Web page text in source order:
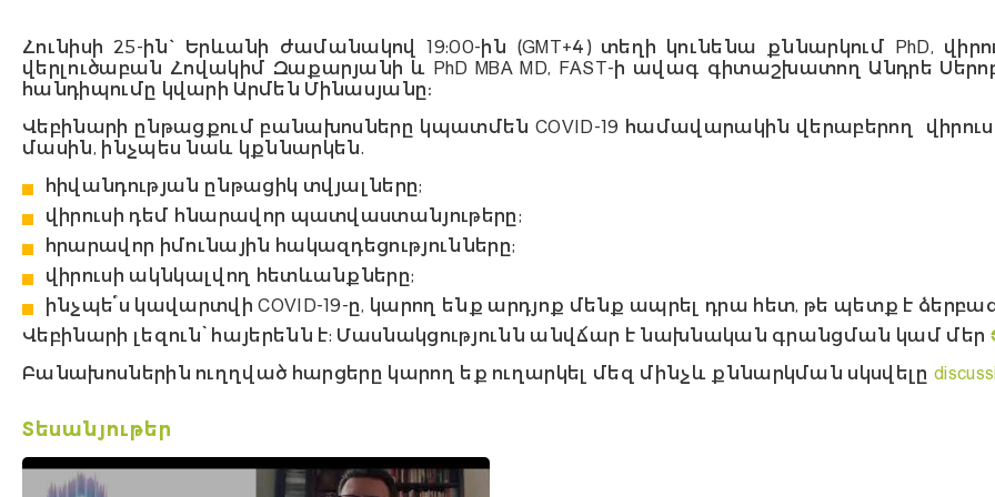
Հունիսի 25-ին` Երևանի ժամանակով 19:00-ին (GMT+4) տեղի կունենա քննարկում PhD,
վերլուծաբան Հովակիմ Զաքարյանի և PhD MBA MD, FAST-ի ավագ գիտաշխատող Անդրե
հանդիպումը կվարի Արմեն Մինասյանը։
Վեբինարի ընթացքում բանախոսները կպատմեն COVID-19 համավարակին վերաբերող
մասին, ինչպես նաև կքննարկեն.
հիվանդության ընթացիկ տվյալները;
վիրուսի դեմ հնարավոր պատվաստանյութերը;
հրարավոր իմունային հակազդեցությունները;
վիրուսի ակնկալվող հետևանքները;
ինչպե՞ս կավարտվի COVID-19-ը, կարող ենք արդյոք մենք ապրել դրա հետ, թե պետք է
Վեբինարի լեզուն՝ հայերենն է: Մասնակցությունն անվճար է նախնական գրանցման կամ մեր
Բանախոսներին ուղղված հարցերը կարող եք ուղարկել մեզ մինչև քննարկման սկսվելը
Տեսանյութեր